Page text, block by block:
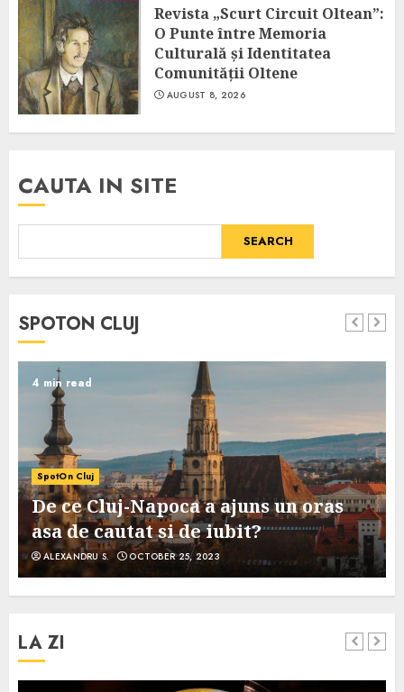
Revista „Scurt Circuit Oltean”:
O Punte între Memoria
Culturală și Identitatea
Comunității Oltene
AUGUST 8, 2026
CAUTA IN SITE
SEARCH
SPOTON CLUJ
4 min read
SpotOn Cluj
De ce Cluj-Napoca a ajuns un oras
asa de cautat si de iubit?
ALEXANDRU S. OCTOBER 25, 2023
LA ZI